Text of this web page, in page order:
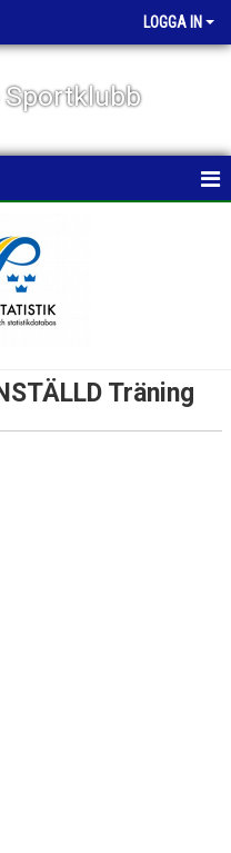
LOGGA IN
Träning